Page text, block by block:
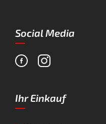
Social Media
Ihr Einkauf